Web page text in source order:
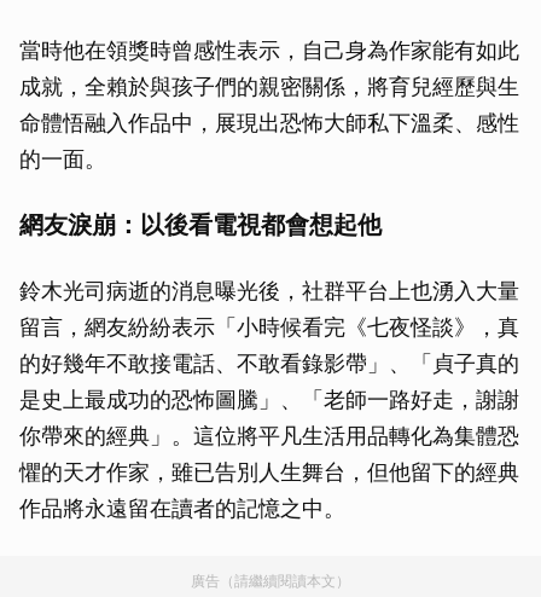
當時他在領獎時曾感性表示，自己身為作家能有如此
成就，全賴於與孩子們的親密關係，將育兒經歷與生
命體悟融入作品中，展現出恐怖大師私下溫柔、感性
的一面。
網友淚崩：以後看電視都會想起他
鈴木光司病逝的消息曝光後，社群平台上也湧入大量
留言，網友紛紛表示「小時候看完《七夜怪談》，真
的好幾年不敢接電話、不敢看錄影帶」、「貞子真的
是史上最成功的恐怖圖騰」、「老師一路好走，謝謝
你帶來的經典」。這位將平凡生活用品轉化為集體恐
懼的天才作家，雖已告別人生舞台，但他留下的經典
作品將永遠留在讀者的記憶之中。
廣告（請繼續閱讀本文）